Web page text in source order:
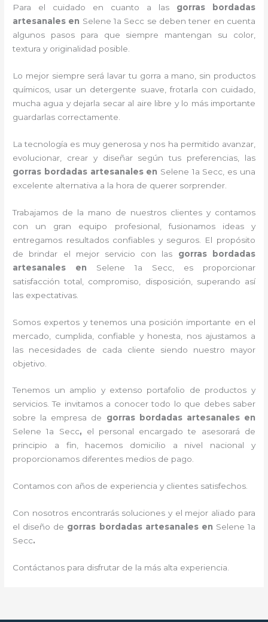
Para el cuidado en cuanto a las gorras bordadas
artesanales en Selene 1a Secc se deben tener en cuenta
algunos pasos para que siempre mantengan su color,
textura y originalidad posible.
Lo mejor siempre será lavar tu gorra a mano, sin productos
químicos, usar un detergente suave, frotarla con cuidado,
mucha agua y dejarla secar al aire libre y lo más importante
guardarlas correctamente.
La tecnología es muy generosa y nos ha permitido avanzar,
evolucionar, crear y diseñar según tus preferencias, las
gorras bordadas artesanales en Selene 1a Secc, es una
excelente alternativa a la hora de querer sorprender.
Trabajamos de la mano de nuestros clientes y contamos
con un gran equipo profesional, fusionamos ideas y
entregamos resultados confiables y seguros. El propósito
de brindar el mejor servicio con las gorras bordadas
artesanales en Selene 1a Secc, es proporcionar
satisfacción total, compromiso, disposición, superando así
las expectativas.
Somos expertos y tenemos una posición importante en el
mercado, cumplida, confiable y honesta, nos ajustamos a
las necesidades de cada cliente siendo nuestro mayor
objetivo.
Tenemos un amplio y extenso portafolio de productos y
servicios. Te invitamos a conocer todo lo que debes saber
sobre la empresa de gorras bordadas artesanales en
Selene 1a Secc, el personal encargado te asesorará de
principio a fin, hacemos domicilio a nivel nacional y
proporcionamos diferentes medios de pago.
Contamos con años de experiencia y clientes satisfechos.
Con nosotros encontrarás soluciones y el mejor aliado para
el diseño de gorras bordadas artesanales en Selene 1a
Secc.
Contáctanos para disfrutar de la más alta experiencia.